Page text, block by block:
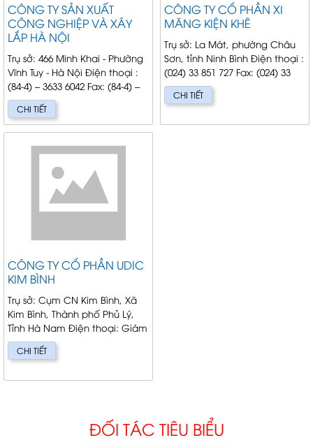
CÔNG TY SẢN XUẤT
CÔNG NGHIỆP VÀ XÂY
LẮP HÀ NỘI
Trụ sở: 466 Minh Khai - Phường
Vĩnh Tuy - Hà Nội Điện thoại :
(84-4) – 3633 6042 Fax: (84-4) –
38 621 164/3633 7011 Giám
đốc: Hoà...
CHI TIẾT
CÔNG TY CỔ PHẦN XI
MĂNG KIỆN KHÊ
Trụ sở: La Mát, phường Châu
Sơn, tỉnh Ninh Bình Điện thoại :
(024) 33 851 727 Fax: (024) 33
856 749 Giám Đốc: Trịnh Viết
Huấn Chức nă...
CHI TIẾT
CÔNG TY CỔ PHẦN UDIC
KIM BÌNH
Trụ sở: Cụm CN Kim Bình, Xã
Kim Bình, Thành phố Phủ Lý,
Tỉnh Hà Nam Điện thoại: Giám
Đốc: Trương Chiến Bình...
CHI TIẾT
ĐỐI TÁC TIÊU BIỂU